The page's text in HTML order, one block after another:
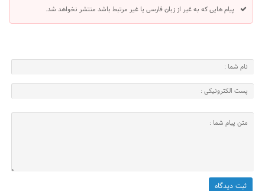
پیام هایی که به غیر از زبان فارسی یا غیر مرتبط باشد منتشر نخواهد شد.